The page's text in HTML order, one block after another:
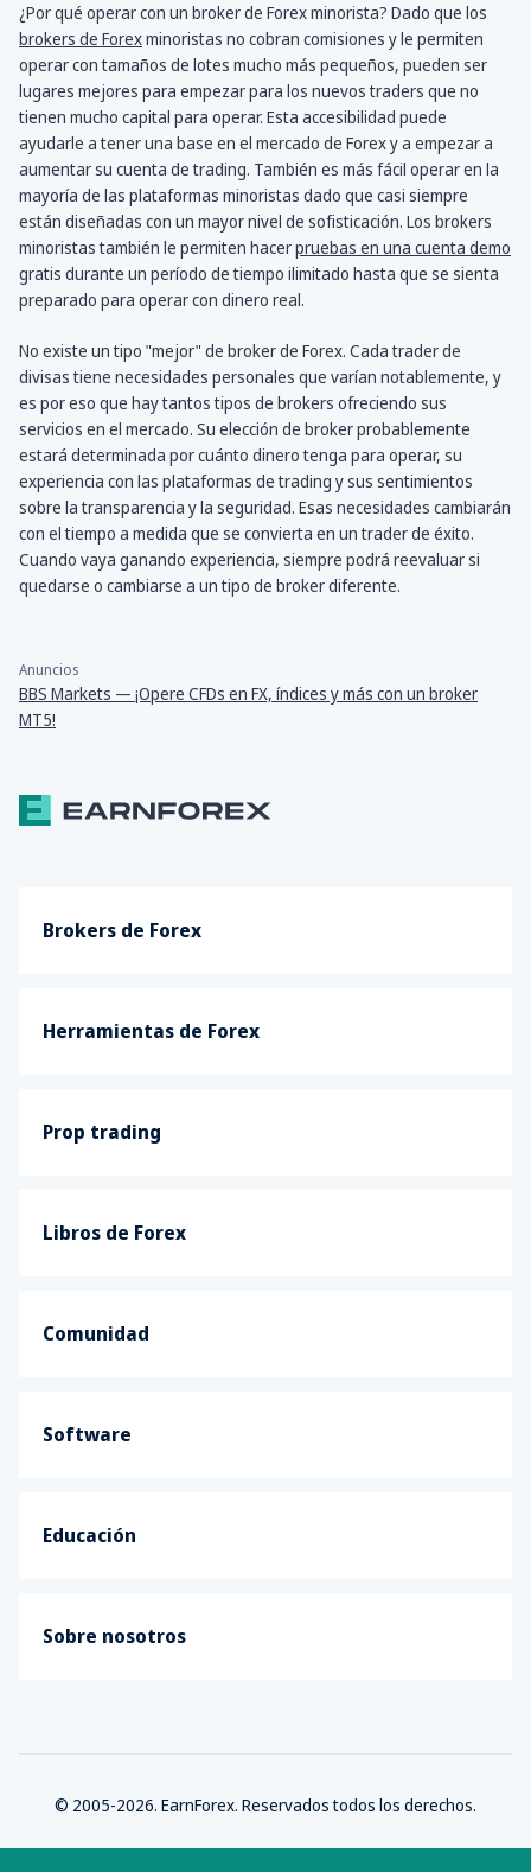
¿Por qué operar con un broker de Forex minorista? Dado que los
brokers de Forexminoristas no cobran comisiones y le permiten
operar con tamaños de lotes mucho más pequeños, pueden ser
lugares mejores para empezar para los nuevos traders que no
tienen mucho capital para operar. Esta accesibilidad puede
ayudarle a tener una base en el mercado de Forex y a empezar a
aumentar su cuenta de trading. También es más fácil operar en la
mayoría de las plataformas minoristas dado que casi siempre
están diseñadas con un mayor nivel de sofisticación. Los brokers
minoristas también le permiten hacerpruebas en una cuenta demo
gratis durante un período de tiempo ilimitado hasta que se sienta
preparado para operar con dinero real.
No existe un tipo "mejor" de broker de Forex. Cada trader de
divisas tiene necesidades personales que varían notablemente, y
es por eso que hay tantos tipos de brokers ofreciendo sus
servicios en el mercado. Su elección de broker probablemente
estará determinada por cuánto dinero tenga para operar, su
experiencia con las plataformas de trading y sus sentimientos
sobre la transparencia y la seguridad. Esas necesidades cambiarán
con el tiempo a medida que se convierta en un trader de éxito.
Cuando vaya ganando experiencia, siempre podrá reevaluar si
quedarse o cambiarse a un tipo de broker diferente.
Anuncios
BBS Markets — ¡Opere CFDs en FX, índices y más con un broker
MT5!
Brokers de Forex
Herramientas de Forex
Prop trading
Libros de Forex
Comunidad
Software
Educación
Sobre nosotros
© 2005-2026. EarnForex. Reservados todos los derechos.